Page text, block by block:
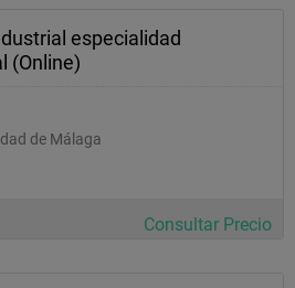
del
especialidad
(Online)
de Málaga
Consultar Precio